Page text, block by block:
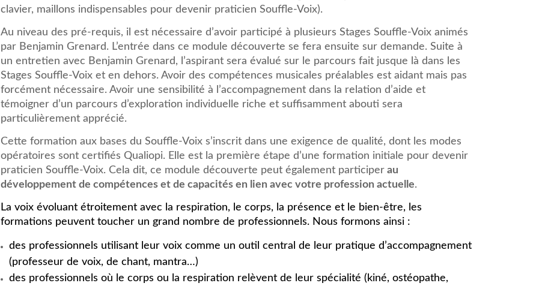
clavier, maillons indispensables pour devenir praticien Souffle-Voix).
Au niveau des pré-requis, il est nécessaire d’avoir participé à plusieurs Stages Souffle-Voix animés
par Benjamin Grenard. L’entrée dans ce module découverte se fera ensuite sur demande. Suite à
un entretien avec Benjamin Grenard, l’aspirant sera évalué sur le parcours fait jusque là dans les
Stages Souffle-Voix et en dehors. Avoir des compétences musicales préalables est aidant mais pas
forcément nécessaire. Avoir une sensibilité à l’accompagnement dans la relation d’aide et
témoigner d’un parcours d’exploration individuelle riche et suffisamment abouti sera
particulièrement apprécié.
Cette formation aux bases du Souffle-Voix s’inscrit dans une exigence de qualité, dont les modes
opératoires sont certifiés Qualiopi. Elle est la première étape d’une formation initiale pour devenir
praticien Souffle-Voix. Cela dit, ce module découverte peut également participerau
développement de compétences et de capacités en lien avec votre profession actuelle.
La voix évoluant étroitement avec la respiration, le corps, la présence et le bien-être, les
formations peuvent toucher un grand nombre de professionnels. Nous formons ainsi :
des professionnels utilisant leur voix comme un outil central de leur pratique d’accompagnement
(professeur de voix, de chant, mantra…)
des professionnels où le corps ou la respiration relèvent de leur spécialité (kiné, ostéopathe,